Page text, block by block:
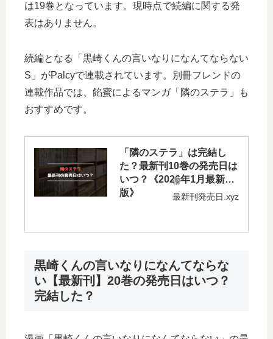
は19巻となっています。現時点で続編に関する発
表はありません。
続編となる「黒崎くんの言いなりになんてならない
S」がPalcyで連載されています。別冊フレンドの
連載作品では、餡蜜によるマンガ「隣のステラ」も
おすすめです。
「隣のステラ」は完結し
た？最新刊10巻の発売日は
いつ？《2026年1月最新
版》
最新刊発売日.xyz
黒崎くんの言いなりになんてならな
い【最新刊】20巻の発売日はいつ？
完結した？